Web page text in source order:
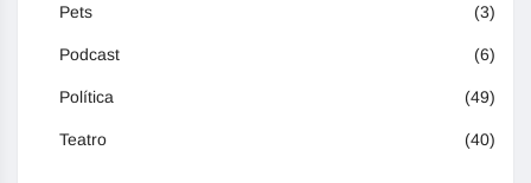
Pets (3)
Podcast (6)
Política (49)
Teatro (40)